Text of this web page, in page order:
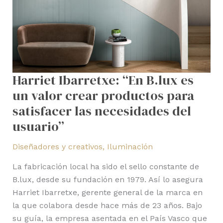
Harriet Ibarretxe: “En B.lux es
un valor crear productos para
satisfacer las necesidades del
usuario”
Diseñadores y creativos, Iluminación
La fabricación local ha sido el sello constante de
B.lux, desde su fundación en 1979. Así lo asegura
Harriet Ibarretxe, gerente general de la marca en
la que colabora desde hace más de 23 años. Bajo
su guía, la empresa asentada en el País Vasco que
para
satisfacer
las
necesidades
del
usuario”